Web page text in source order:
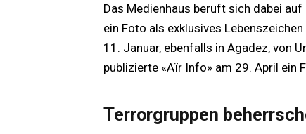
Das Medienhaus beruft sich dabei
ein Foto als exklusives
11. Januar, ebenfalls in Agadez, von
publizierte «Aïr Info» am 29. April ein
Terrorgruppen